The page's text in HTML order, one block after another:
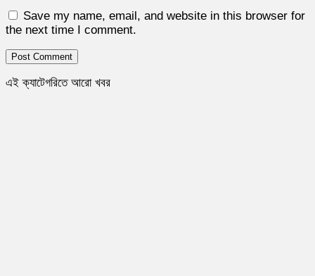
Save my name, email, and website in this browser for
the next time I comment.
এই ক্যাটেগরিতে আরো খবর